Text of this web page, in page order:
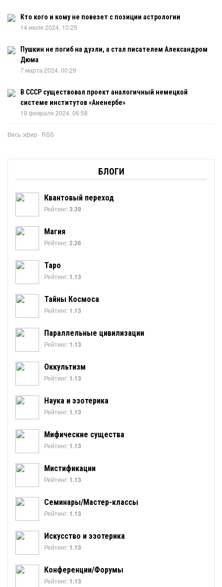
Кто кого и кому не повезет с позиции астрологии
14 июля 2024, 10:25
Пушкин не погиб на дуэли, а стал писателем Александром
Дюма
7 марта 2024, 00:29
В СССР существовал проект аналогичный немецкой
системе институтов «Аненербе»
19 февраля 2024, 06:58
Весь эфир · RSS
БЛОГИ
Квантовый переход
Рейтинг:3.39
Магия
Рейтинг:2.26
Таро
Рейтинг: 1.13
Тайны Космоса
Рейтинг: 1.13
Параллельные цивилизации
Рейтинг: 1.13
Оккультизм
Рейтинг: 1.13
Наука и эзотерика
Рейтинг: 1.13
Мифические существа
Рейтинг: 1.13
Мистификации
Рейтинг: 1.13
Семинары/Мастер-классы
Рейтинг: 1.13
Искусство и эзотерика
Рейтинг: 1.13
Конференции/Форумы
Рейтинг: 1.13